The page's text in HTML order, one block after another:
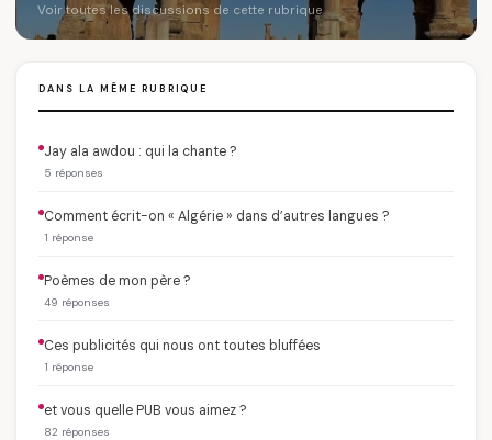
Voir toutes les discussions de cette rubrique
DANS LA MÊME RUBRIQUE
Jay ala awdou : qui la chante ?
5 réponses
Comment écrit-on « Algérie » dans d’autres langues ?
1 réponse
Poèmes de mon père ?
49 réponses
Ces publicités qui nous ont toutes bluffées
1 réponse
et vous quelle PUB vous aimez ?
82 réponses